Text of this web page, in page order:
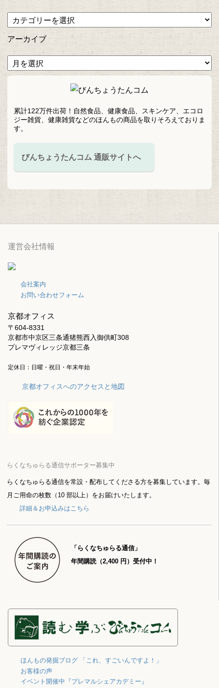
アーカイブ
累計122万件出荷！自然食品、健康食品、スキンケア、エコロ
ジー雑貨、健康雑貨などのほんもの商品を取りそろえておりま
す。
びんちょうたんコム 通販サイトへ
運営会社情報
会社案内
お問い合わせフォーム
京都オフィス
〒604-8331
京都市中京区三条通猪熊西入御供町308
プレマヴィレッジ京都三条
定休日：日曜・祝日・年末年始
京都オフィスへのアクセスと地図
らくなちゅらる通信サポーター募集中
らくなちゅらる通信を常設・配布してくださる方を募集しています。毎
月ご用命の枚数（10 部以上）をお届けいたします。
詳細＆お申込みはこちら
「らくなちゅらる通信」
年間購読（2,400 円）受付中！
ほんもの発掘ブログ 「これ、すごいんですよ！」
お客様の声
イベント開催中『プレマルシェアカデミー』